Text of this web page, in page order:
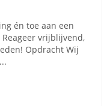
én toe aan een
vrijblijvend,
Opdracht Wij